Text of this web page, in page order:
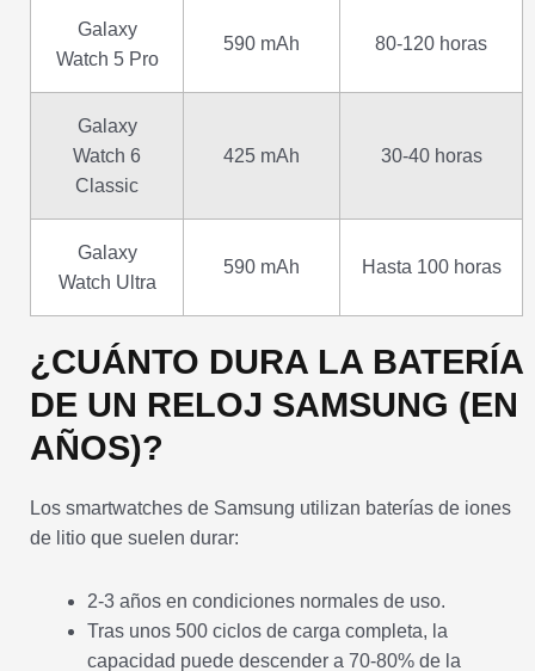
Galaxy
Watch 5 Pro
590 mAh 80-120 horas
Galaxy
Watch 6
Classic
425 mAh 30-40 horas
Galaxy
Watch Ultra
590 mAh Hasta 100 horas
¿CUÁNTO DURA LA BATERÍA
DE UN RELOJ SAMSUNG (EN
AÑOS)?
Los smartwatches de Samsung utilizan baterías de iones
de litio que suelen durar:
2-3 años en condiciones normales de uso.
Tras unos 500 ciclos de carga completa, la
capacidad puede descender a 70-80% de la